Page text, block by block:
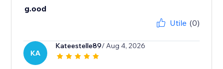
g.ood
Utile (0)
KA
Kateestelle89/ Aug 4, 2026